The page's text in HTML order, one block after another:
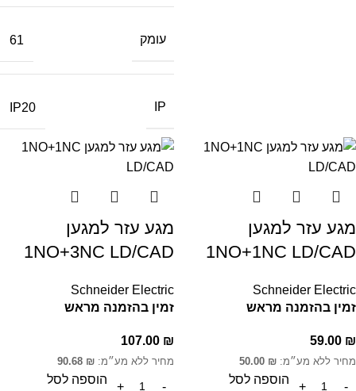
עומק 61
IP
IP20
מגע עזר למגען
1NO+1NC LD/CAD
Schneider Electric
זמין בהזמנה מראש
59.00 ₪
מחיר ללא מע״מ: 50.00 ₪
הוספה לסל
מגע עזר למגען
1NO+3NC LD/CAD
Schneider Electric
זמין בהזמנה מראש
107.00 ₪
מחיר ללא מע״מ: 90.68 ₪
הוספה לסל